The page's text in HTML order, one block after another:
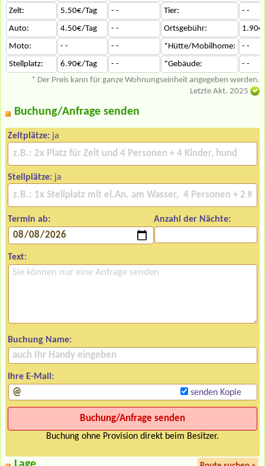
Zelt: 5.50€/Tag - - Tier:
- -
Auto:
4.50€/Tag - - Ortsgebühr:
Moto:
- - - - *Hütte/Mobilhome:
- -
Stellplatz:
6.90€/Tag - - *Gebäude:
- -
* Der Preis kann für ganze Wohnungseinheit angegeben werden.
Letzte Akt. 2025
Buchung/Anfrage senden
Zeltplätze: ja
Stellplätze: ja
Termin ab: Anzahl der Nächte:
Text:
Buchung Name:
Ihre E-Mail:
senden Kopie
Buchung ohne Provision direkt beim Besitzer.